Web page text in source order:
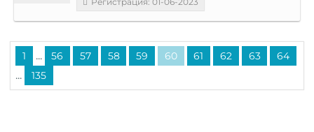
1 ... 56 57 58 59 60 61 62 63 64
... 135